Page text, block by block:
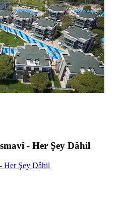
- Her Şey Dâhil
Şey Dâhil